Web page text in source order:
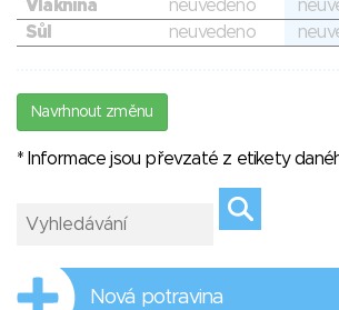
Vláknina
neuvedeno
Sůl
neuvedeno
Navrhnout změnu
* Informace jsou převzaté z etikety
Nová potravina